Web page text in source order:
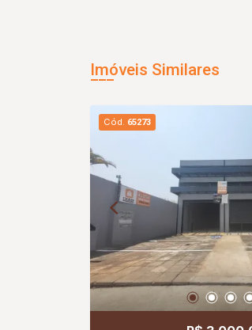
Imóveis Similares
Cód. 65273